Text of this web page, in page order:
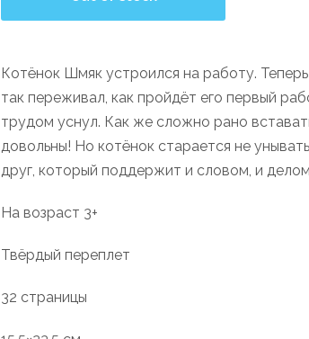
Котёнок Шмяк устроился на работу.
так переживал, как пройдёт его первый
трудом уснул. Как же сложно рано
довольны! Но котёнок старается не
друг, который поддержит и словом, и
На возраст 3+
Твёрдый переплет
32 страницы